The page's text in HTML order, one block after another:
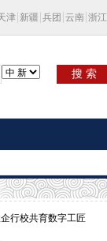
津 新疆 兵团 云南 浙江
搜 索
行校共育数字工匠